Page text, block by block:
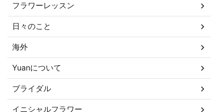
フラワーレッスン
日々のこと
海外
Yuanについて
ブライダル
イニシャルフラワー